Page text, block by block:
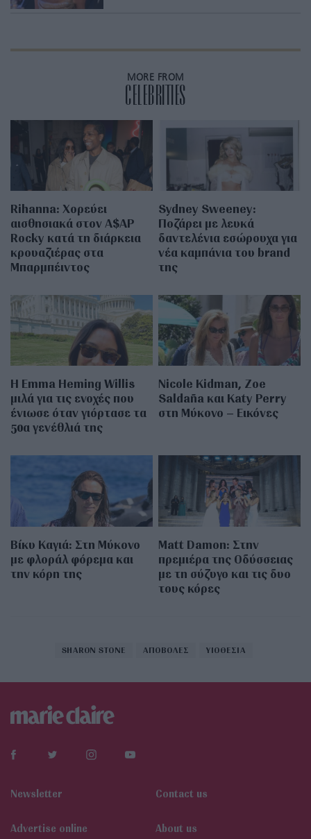
MORE FROM
CELEBRITIES
Rihanna: Χορεύει
αισθησιακά στον A$AP
Rocky κατά τη διάρκεια
κρουαζιέρας στα
Μπαρμπέιντος
Sydney Sweeney:
Ποζάρει με λευκά
δαντελένια εσώρουχα για
νέα καμπάνια του brand
της
H Emma Heming Willis
μιλά για τις ενοχές που
ένιωσε όταν γιόρτασε τα
50α γενέθλιά της
Nicole Kidman, Zoe
Saldaña και Katy Perry
στη Μύκονο – Εικόνες
Βίκυ Καγιά: Στη Μύκονο
με φλοράλ φόρεμα και
την κόρη της
Matt Damon: Στην
πρεμιέρα της Οδύσσειας
με τη σύζυγο και τις δυο
τους κόρες
SHARON STONE ΑΠΟΒΟΛΕΣ ΥΙΟΘΕΣΙΑ
Newsletter Contact us
Αdvertise online About us